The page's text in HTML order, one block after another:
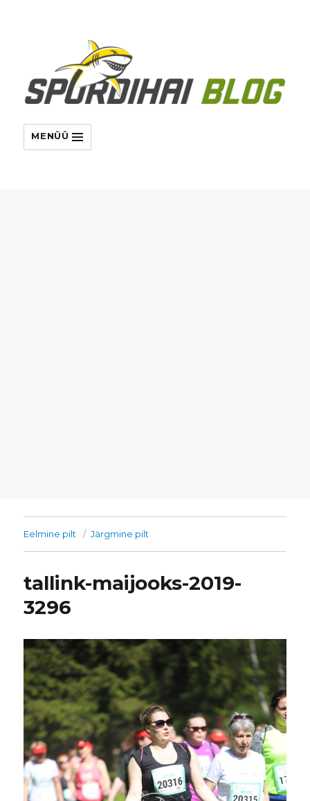
MENÜÜ
Eelmine pilt Järgmine pilt
tallink-maijooks-2019-
3296